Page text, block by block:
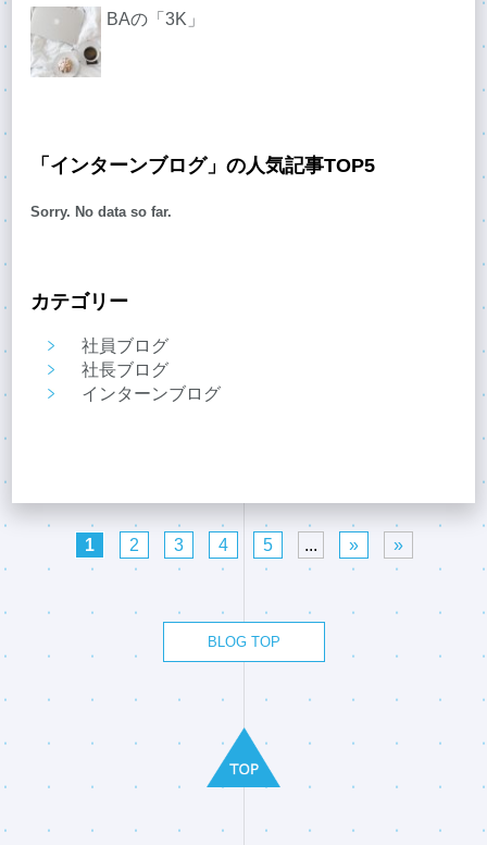
BAの「3K」
「インターンブログ」の人気記事TOP5
Sorry. No data so far.
カテゴリー
社員ブログ
社長ブログ
インターンブログ
1 2 3 4 5 ... » »
BLOG TOP